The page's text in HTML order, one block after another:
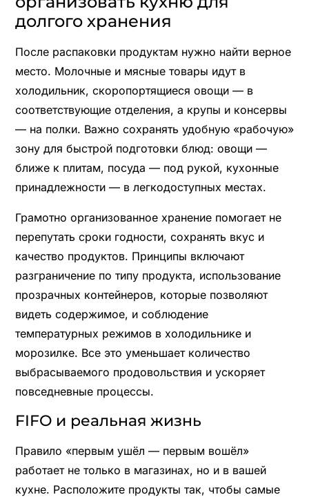
долгого хранения
После распаковки продуктам нужно найти верное
место. Молочные и мясные товары идут в
холодильник, скоропортящиеся овощи — в
соответствующие отделения, а крупы и консервы
— на полки. Важно сохранять удобную «рабочую»
зону для быстрой подготовки блюд: овощи —
ближе к плитам, посуда — под рукой, кухонные
принадлежности — в легкодоступных местах.
Грамотно организованное хранение помогает не
перепутать сроки годности, сохранять вкус и
качество продуктов. Принципы включают
разграничение по типу продукта, использование
прозрачных контейнеров, которые позволяют
видеть содержимое, и соблюдение
температурных режимов в холодильнике и
морозилке. Все это уменьшает количество
выбрасываемого продовольствия и ускоряет
повседневные процессы.
FIFO и реальная жизнь
Правило «первым ушёл — первым вошёл»
работает не только в магазинах, но и в вашей
кухне. Расположите продукты так, чтобы самые